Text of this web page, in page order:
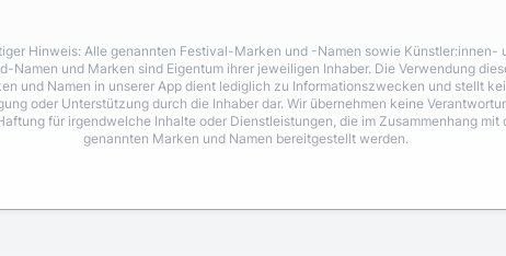
Hinweis: Alle genannten Festival-Marken und -Namen sowie Künstler:innen-
Namen und Marken sind Eigentum ihrer jeweiligen Inhaber. Die Verwendung
und Namen in unserer App dient lediglich zu Informationszwecken und stellt
oder Unterstützung durch die Inhaber dar. Wir übernehmen keine
für irgendwelche Inhalte oder Dienstleistungen, die im Zusammenhang mit
genannten Marken und Namen bereitgestellt werden.